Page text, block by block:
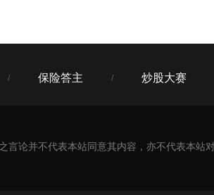
/ 保险答主 / 炒股大赛
论并不代表本站同意其内容，亦不代表本站